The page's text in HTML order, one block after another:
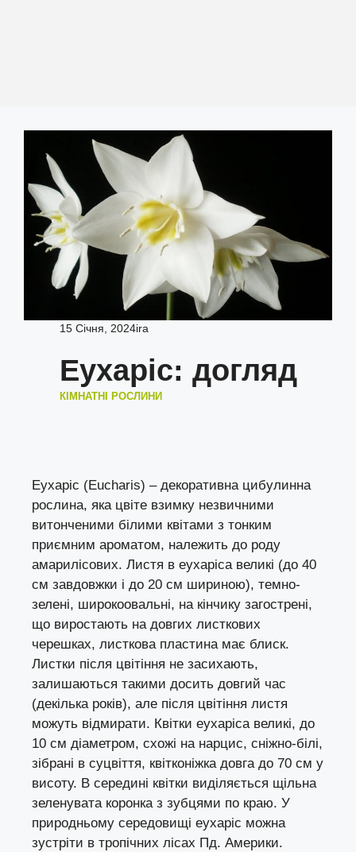
15 Січня, 2024ira
Еухаріс: догляд
КІМНАТНІ РОСЛИНИ
Еухаріс (Eucharis) – декоративна цибулинна
рослина, яка цвіте взимку незвичними
витонченими білими квітами з тонким
приємним ароматом, належить до роду
амарилісових. Листя в еухаріса великі (до 40
см завдовжки і до 20 см шириною), темно-
зелені, широкоовальні, на кінчику загострені,
що виростають на довгих листкових
черешках, листкова пластина має блиск.
Листки після цвітіння не засихають,
залишаються такими досить довгий час
(декілька років), але після цвітіння листя
можуть відмирати. Квітки еухаріса великі, до
10 см діаметром, схожі на нарцис, сніжно-білі,
зібрані в суцвіття, квітконіжка довга до 70 см у
висоту. В середині квітки виділяється щільна
зеленувата коронка з зубцями по краю. У
природньому середовищі еухаріс можна
зустріти в тропічних лісах Пд. Америки.